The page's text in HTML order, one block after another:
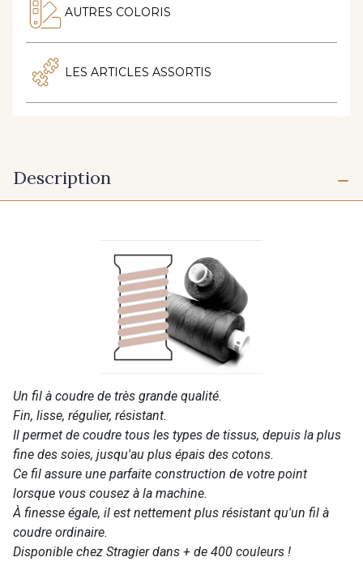
AUTRES COLORIS
LES ARTICLES ASSORTIS
Description
Un fil à coudre de très grande qualité.
Fin, lisse, régulier, résistant.
Il permet de coudre tous les types de tissus, depuis la plus
fine des soies, jusqu'au plus épais des cotons.
Ce fil assure une parfaite construction de votre point
lorsque vous cousez à la machine.
À finesse égale, il est nettement plus résistant qu'un fil à
coudre ordinaire.
Disponible chez Stragier dans + de 400 couleurs !